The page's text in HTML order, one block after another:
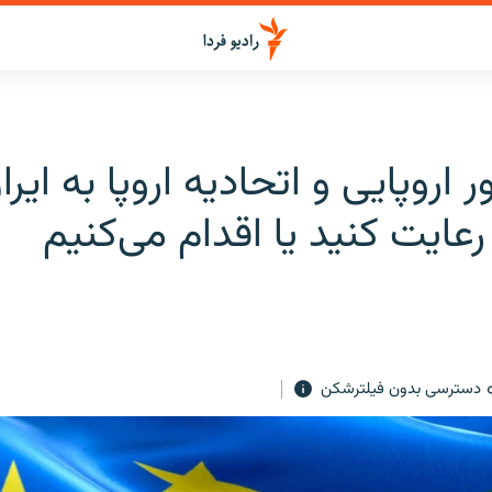
و اتحادیه اروپا به
رعایت کنید یا اقدام می‌کنیم
دسترسی بدون فیلترشکن